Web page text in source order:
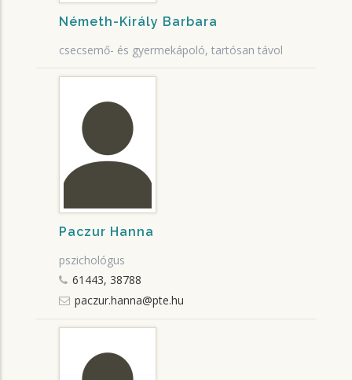
Németh-Király Barbara
csecsemő- és gyermekápoló, tartósan távol
Paczur Hanna
pszichológus
61443, 38788
paczur.hanna@pte.hu